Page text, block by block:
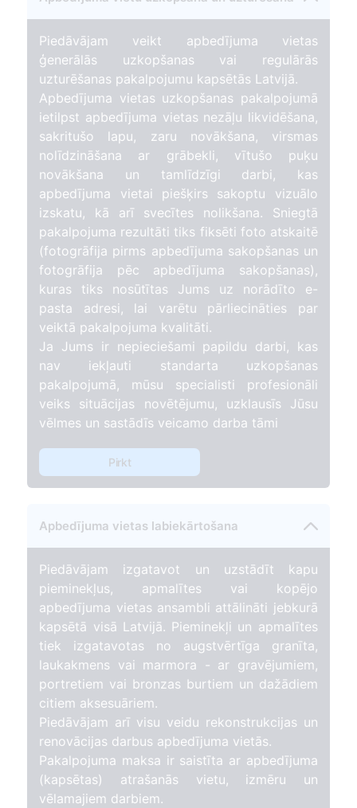
Piedāvājam veikt apbedījuma vietas
ģenerālās uzkopšanas vai regulārās
uzturēšanas pakalpojumu kapsētās Latvijā.
Apbedījuma vietas uzkopšanas pakalpojumā
ietilpst apbedījuma vietas nezāļu likvidēšana,
sakritušo lapu, zaru novākšana, virsmas
nolīdzināšana ar grābekli, vītušo puķu
novākšana un tamlīdzīgi darbi, kas
apbedījuma vietai piešķirs sakoptu vizuālo
izskatu, kā arī svecītes nolikšana. Sniegtā
pakalpojuma rezultāti tiks fiksēti foto atskaitē
(fotogrāfija pirms apbedījuma sakopšanas un
fotogrāfija pēc apbedījuma sakopšanas),
kuras tiks nosūtītas Jums uz norādīto e-
pasta adresi, lai varētu pārliecināties par
veiktā pakalpojuma kvalitāti.
Ja Jums ir nepieciešami papildu darbi, kas
nav iekļauti standarta uzkopšanas
pakalpojumā, mūsu specialisti profesionāli
veiks situācijas novētējumu, uzklausīs Jūsu
vēlmes un sastādīs veicamo darba tāmi
Pirkt
Apbedījuma vietas labiekārtošana
Piedāvājam izgatavot un uzstādīt kapu
pieminekļus, apmalītes vai kopējo
apbedījuma vietas ansambli attālināti jebkurā
kapsētā visā Latvijā. Pieminekļi un apmalītes
tiek izgatavotas no augstvērtīga granīta,
laukakmens vai marmora - ar gravējumiem,
portretiem vai bronzas burtiem un dažādiem
citiem aksesuāriem.
Piedāvājam arī visu veidu rekonstrukcijas un
renovācijas darbus apbedījuma vietās.
Pakalpojuma maksa ir saistīta ar apbedījuma
(kapsētas) atrašanās vietu, izmēru un
vēlamajiem darbiem.